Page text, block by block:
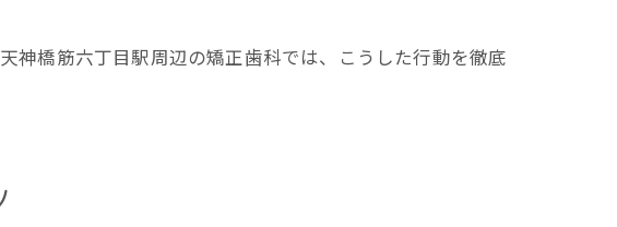
神橋筋六丁目駅周辺の矯正歯科では、こうした行動を徹底